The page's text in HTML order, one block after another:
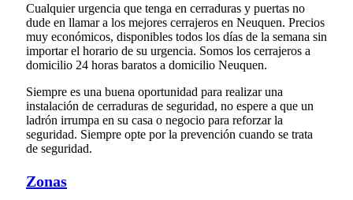
Cualquier urgencia que tenga en cerraduras y puertas no
dude en llamar a los mejores cerrajeros en Neuquen. Precios
muy económicos, disponibles todos los días de la semana sin
importar el horario de su urgencia. Somos los cerrajeros a
domicilio 24 horas baratos a domicilio Neuquen.
Siempre es una buena oportunidad para realizar una
instalación de cerraduras de seguridad, no espere a que un
ladrón irrumpa en su casa o negocio para reforzar la
seguridad. Siempre opte por la prevención cuando se trata
de seguridad.
Zonas